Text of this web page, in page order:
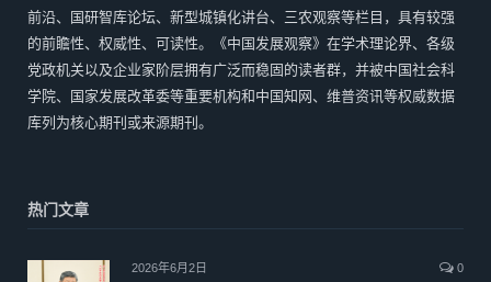
前沿、国研智库论坛、新型城镇化讲台、三农观察等栏目，具有较强
的前瞻性、权威性、可读性。《中国发展观察》在学术理论界、各级
党政机关以及企业家阶层拥有广泛而稳固的读者群，并被中国社会科
学院、国家发展改革委等重要机构和中国知网、维普资讯等权威数据
库列为核心期刊或来源期刊。
热门文章
2026年6月2日 0